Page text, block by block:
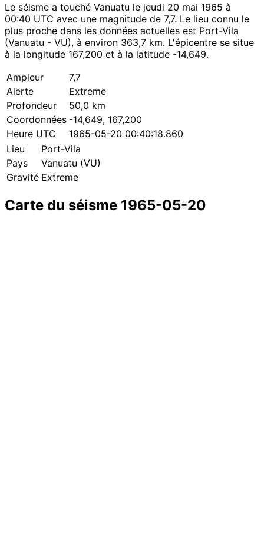
Le séisme a touché Vanuatu le jeudi 20 mai 1965 à
00:40 UTC avec une magnitude de 7,7. Le lieu connu le
plus proche dans les données actuelles est Port-Vila
(Vanuatu - VU), à environ 363,7 km. L'épicentre se situe
à la longitude 167,200 et à la latitude -14,649.
Ampleur
7,7
Alerte
Extreme
Profondeur
50,0 km
Coordonnées -14,649, 167,200
Heure UTC
1965-05-20 00:40:18.860
Lieu
Port-Vila
Pays
Vanuatu (VU)
Gravité Extreme
Carte du séisme 1965-05-20